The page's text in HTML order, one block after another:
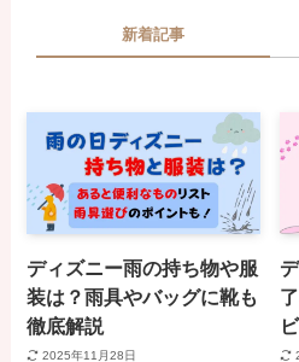
新着記事
ディズニー雨の持ち物や服
装は？雨具やバッグに靴も
徹底解説
2025年11月28日